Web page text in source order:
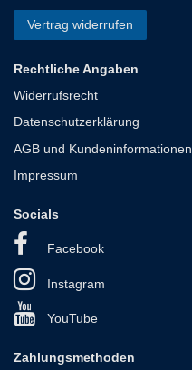
Vertrag widerrufen
Rechtliche Angaben
Widerrufsrecht
Datenschutzerklärung
AGB und Kundeninformationen
Impressum
Socials
Facebook
Instagram
YouTube
Zahlungsmethoden